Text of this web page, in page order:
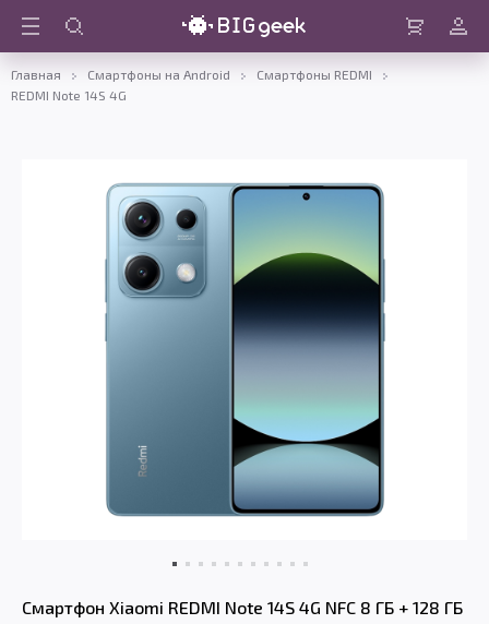
Войти
Главная Смартфоны на Android
Смартфоны REDMI
REDMI Note 14S 4G
Смартфон Xiaomi REDMI Note 14S 4G NFC 8 ГБ + 128 ГБ